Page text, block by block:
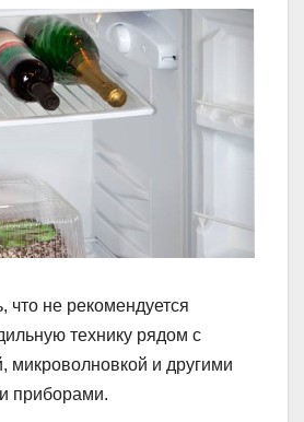
что не рекомендуется
технику рядом с
микроволновкой и другими
приборами.